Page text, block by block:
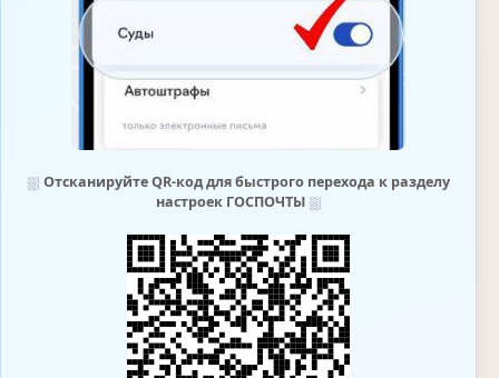
⛆ Отсканируйте QR-код для быстрого перехода к разделу
настроек ГОСПОЧТЫ⛆